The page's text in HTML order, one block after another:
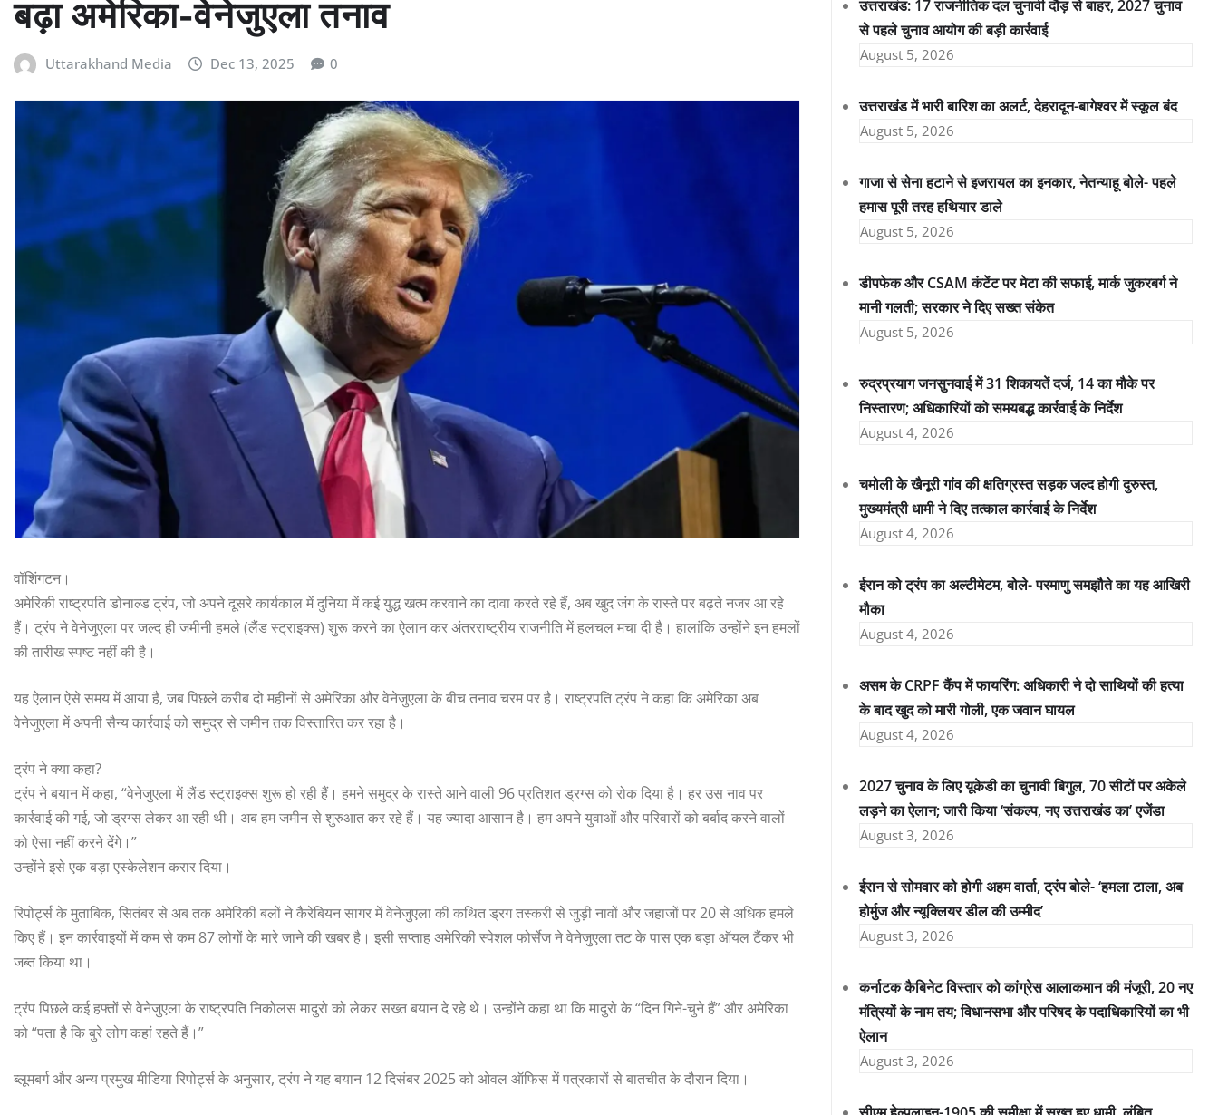
बढ़ा अमेरिका-वेनेजुएला तनाव
Uttarakhand Media Dec 13, 2025 0
वॉशिंगटन।
अमेरिकी राष्ट्रपति डोनाल्ड ट्रंप, जो अपने दूसरे कार्यकाल में दुनिया में कई युद्ध खत्म करवाने का दावा करते रहे हैं, अब खुद जंग के रास्ते पर बढ़ते नजर आ रहे
हैं। ट्रंप ने वेनेजुएला पर जल्द ही जमीनी हमले (लैंड स्ट्राइक्स) शुरू करने का ऐलान कर अंतरराष्ट्रीय राजनीति में हलचल मचा दी है। हालांकि उन्होंने इन हमलों
की तारीख स्पष्ट नहीं की है।
यह ऐलान ऐसे समय में आया है, जब पिछले करीब दो महीनों से अमेरिका और वेनेजुएला के बीच तनाव चरम पर है। राष्ट्रपति ट्रंप ने कहा कि अमेरिका अब
वेनेजुएला में अपनी सैन्य कार्रवाई को समुद्र से जमीन तक विस्तारित कर रहा है।
ट्रंप ने क्या कहा?
ट्रंप ने बयान में कहा, “वेनेजुएला में लैंड स्ट्राइक्स शुरू हो रही हैं। हमने समुद्र के रास्ते आने वाली 96 प्रतिशत ड्रग्स को रोक दिया है। हर उस नाव पर
कार्रवाई की गई, जो ड्रग्स लेकर आ रही थी। अब हम जमीन से शुरुआत कर रहे हैं। यह ज्यादा आसान है। हम अपने युवाओं और परिवारों को बर्बाद करने वालों
को ऐसा नहीं करने देंगे।”
उन्होंने इसे एक बड़ा एस्केलेशन करार दिया।
रिपोर्ट्स के मुताबिक, सितंबर से अब तक अमेरिकी बलों ने कैरेबियन सागर में वेनेजुएला की कथित ड्रग तस्करी से जुड़ी नावों और जहाजों पर 20 से अधिक हमले
किए हैं। इन कार्रवाइयों में कम से कम 87 लोगों के मारे जाने की खबर है। इसी सप्ताह अमेरिकी स्पेशल फोर्सेज ने वेनेजुएला तट के पास एक बड़ा ऑयल टैंकर भी
जब्त किया था।
ट्रंप पिछले कई हफ्तों से वेनेजुएला के राष्ट्रपति निकोलस मादुरो को लेकर सख्त बयान दे रहे थे। उन्होंने कहा था कि मादुरो के “दिन गिने-चुने हैं” और अमेरिका
को “पता है कि बुरे लोग कहां रहते हैं।”
ब्लूमबर्ग और अन्य प्रमुख मीडिया रिपोर्ट्स के अनुसार, ट्रंप ने यह बयान 12 दिसंबर 2025 को ओवल ऑफिस में पत्रकारों से बातचीत के दौरान दिया।
उत्तराखंड: 17 राजनीतिक दल चुनावी दौड़ से बाहर, 2027 चुनाव
से पहले चुनाव आयोग की बड़ी कार्रवाई
August 5, 2026
उत्तराखंड में भारी बारिश का अलर्ट, देहरादून-बागेश्वर में स्कूल बंद
August 5, 2026
गाजा से सेना हटाने से इजरायल का इनकार, नेतन्याहू बोले- पहले
हमास पूरी तरह हथियार डाले
August 5, 2026
डीपफेक और CSAM कंटेंट पर मेटा की सफाई, मार्क जुकरबर्ग ने
मानी गलती; सरकार ने दिए सख्त संकेत
August 5, 2026
रुद्रप्रयाग जनसुनवाई में 31 शिकायतें दर्ज, 14 का मौके पर
निस्तारण; अधिकारियों को समयबद्ध कार्रवाई के निर्देश
August 4, 2026
चमोली के खैनूरी गांव की क्षतिग्रस्त सड़क जल्द होगी दुरुस्त,
मुख्यमंत्री धामी ने दिए तत्काल कार्रवाई के निर्देश
August 4, 2026
ईरान को ट्रंप का अल्टीमेटम, बोले- परमाणु समझौते का यह आखिरी
मौका
August 4, 2026
असम के CRPF कैंप में फायरिंग: अधिकारी ने दो साथियों की हत्या
के बाद खुद को मारी गोली, एक जवान घायल
August 4, 2026
2027 चुनाव के लिए यूकेडी का चुनावी बिगुल, 70 सीटों पर अकेले
लड़ने का ऐलान; जारी किया ‘संकल्प, नए उत्तराखंड का’ एजेंडा
August 3, 2026
ईरान से सोमवार को होगी अहम वार्ता, ट्रंप बोले- ‘हमला टाला, अब
होर्मुज और न्यूक्लियर डील की उम्मीद’
August 3, 2026
कर्नाटक कैबिनेट विस्तार को कांग्रेस आलाकमान की मंजूरी, 20 नए
मंत्रियों के नाम तय; विधानसभा और परिषद के पदाधिकारियों का भी
ऐलान
August 3, 2026